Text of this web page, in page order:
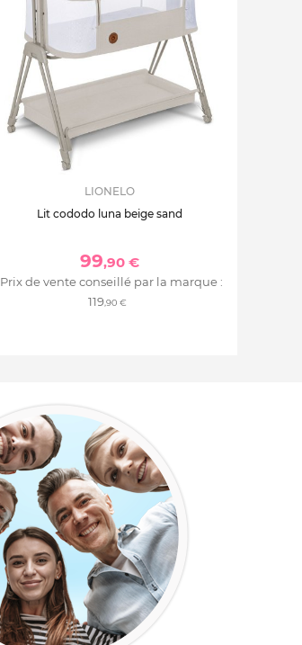
LIONELO
Lit cododo luna beige sand
99,90 €
Prix de vente conseillé par la marque :
119,90 €